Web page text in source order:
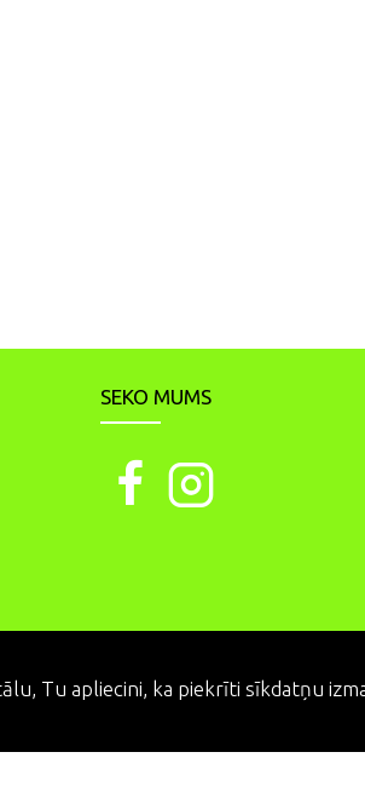
SEKO MUMS
Tu apliecini, ka piekrīti sīkdatņu